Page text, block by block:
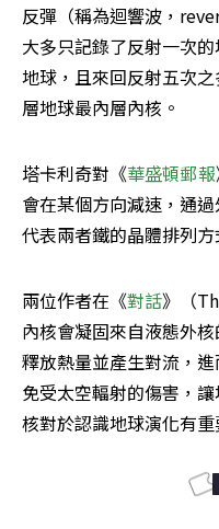
反彈（稱為迴響波，
大多只記錄了反射一次
地球，且來回反射五次
層地球最內層內核。
塔卡利奇對《華盛頓郵報
會在某個方向減速，通
代表兩者鐵的晶體排列方
兩位作者在《對話》（
內核會凝固來自液態外
釋放熱量並產生對流，
免受太空輻射的傷害，
核對於認識地球演化有重